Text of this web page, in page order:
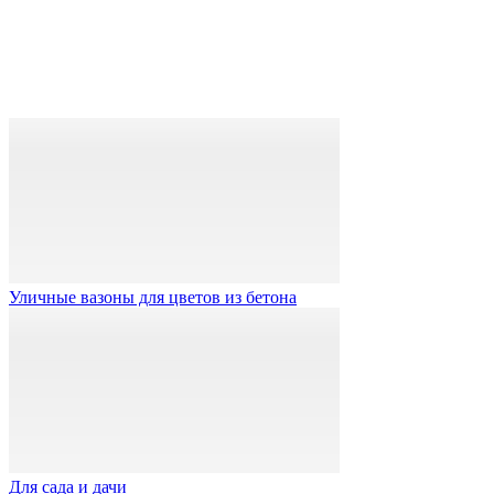
Уличные вазоны для цветов из бетона
Для сада и дачи